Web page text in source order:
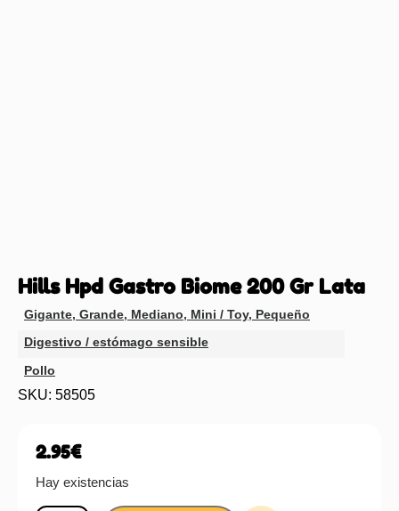
Hills Hpd Gastro Biome 200 Gr Lata
Gigante, Grande, Mediano, Mini / Toy, Pequeño
Digestivo / estómago sensible
Pollo
SKU: 58505
2.95€
Hay existencias